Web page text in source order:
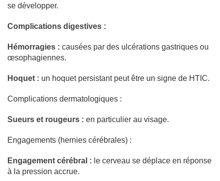
se développer.
Complications digestives :
Hémorragies : causées par des ulcérations gastriques ou
œsophagiennes.
Hoquet : un hoquet persistant peut être un signe de HTIC.
Complications dermatologiques :
Sueurs et rougeurs : en particulier au visage.
Engagements (hernies cérébrales) :
Engagement cérébral : le cerveau se déplace en réponse
à la pression accrue.